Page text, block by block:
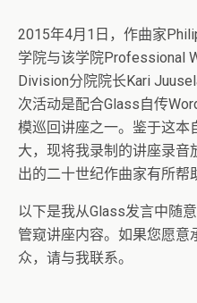
2015年4月1日，作曲家
学院与该学院Professional
Division分院院长Kari
次活动是配合Glass自传
模巡回讲座之一。鉴于这本
大，现将我录制的讲座录音
出的二十世纪作曲家有所帮
以下是我从Glass发言中随
管窥讲座内容。如果您愿意
众，请与我联系。